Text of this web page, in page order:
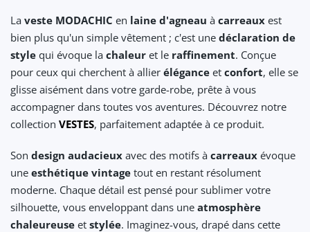
La veste MODACHIC en laine d'agneau à carreaux est
bien plus qu'un simple vêtement ; c'est une déclaration de
style qui évoque la chaleur et le raffinement. Conçue
pour ceux qui cherchent à allier élégance et confort, elle se
glisse aisément dans votre garde-robe, prête à vous
accompagner dans toutes vos aventures. Découvrez notre
collection VESTES, parfaitement adaptée à ce produit.
Son design audacieux avec des motifs à carreaux évoque
une esthétique vintage tout en restant résolument
moderne. Chaque détail est pensé pour sublimer votre
silhouette, vous enveloppant dans une atmosphère
chaleureuse et stylée. Imaginez-vous, drapé dans cette